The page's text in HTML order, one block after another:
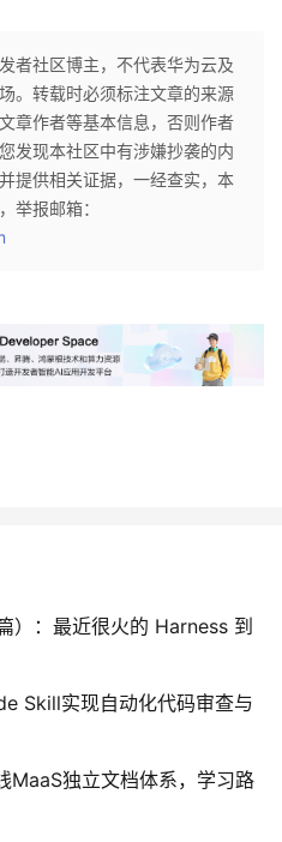
者社区博主，不代表华为云及
。转载时必须标注文章的来源
章作者等基本信息，否则作者
发现本社区中有涉嫌抄袭的内
提供相关证据，一经查实，本
举报邮箱：
）：最近很火的 Harness 到
Skill实现自动化代码审查与
MaaS独立文档体系，学习路